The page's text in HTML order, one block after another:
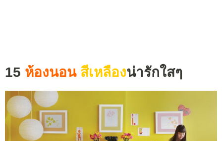
15 ห้องนอนสีเหลืองน่ารักใสๆ